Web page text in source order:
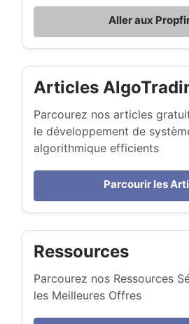
Aller aux
Articles
Parcourez nos articles
le développement de
algorithmique efficients
Parcourir les
Ressources
Parcourez nos Ressources
les Meilleures Offres